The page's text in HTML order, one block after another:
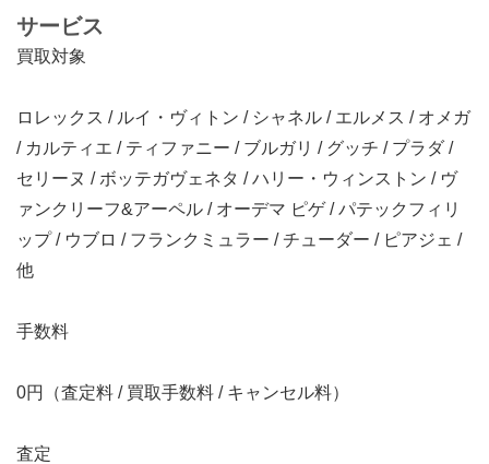
サービス
買取対象
ロレックス / ルイ・ヴィトン / シャネル / エルメス / オメガ
/ カルティエ / ティファニー / ブルガリ / グッチ / プラダ /
セリーヌ / ボッテガヴェネタ / ハリー・ウィンストン / ヴ
ァンクリーフ&アーペル / オーデマ ピゲ / パテックフィリ
ップ / ウブロ / フランクミュラー / チューダー / ピアジェ /
他
手数料
0円（査定料 / 買取手数料 / キャンセル料）
査定